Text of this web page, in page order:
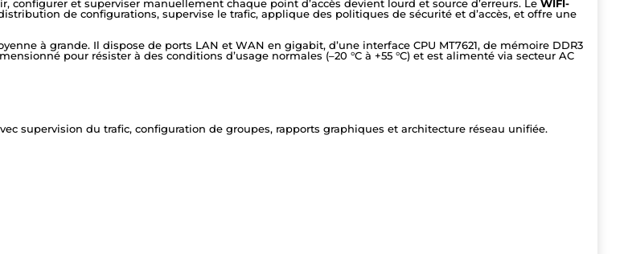
et superviser manuellement chaque point d’accès devient lourd et source d’erreurs. Le WIFI-
de configurations, supervise le trafic, applique des politiques de sécurité et d’accès, et offre une
à grande. Il dispose de ports LAN et WAN en gigabit, d’une interface CPU MT7621, de mémoire DDR3
pour résister à des conditions d’usage normales (–20 °C à +55 °C) et est alimenté via secteur AC
supervision du trafic, configuration de groupes, rapports graphiques et architecture réseau unifiée.